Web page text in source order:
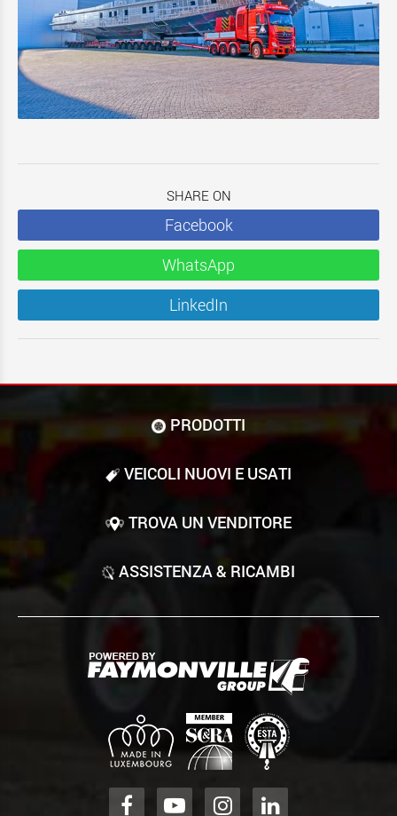
SHARE ON
Facebook
WhatsApp
LinkedIn
PRODOTTI
VEICOLI NUOVI E USATI
TROVA UN VENDITORE
ASSISTENZA & RICAMBI